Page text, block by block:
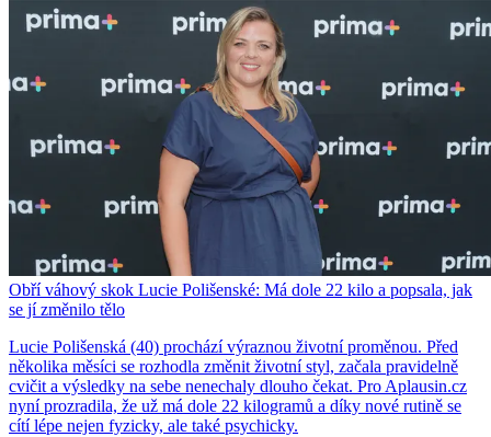
Obří váhový skok Lucie Polišenské: Má dole 22 kilo a popsala, jak
se jí změnilo tělo
Lucie Polišenská (40) prochází výraznou životní proměnou. Před
několika měsíci se rozhodla změnit životní styl, začala pravidelně
cvičit a výsledky na sebe nenechaly dlouho čekat. Pro Aplausin.cz
nyní prozradila, že už má dole 22 kilogramů a díky nové rutině se
cítí lépe nejen fyzicky, ale také psychicky.